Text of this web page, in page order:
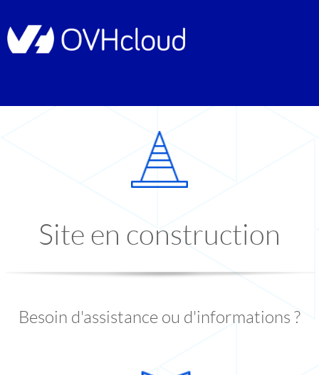
Site en construction
Besoin d'assistance ou d'informations ?